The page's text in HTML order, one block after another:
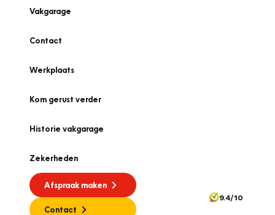
Vakgarage
Contact
Werkplaats
Kom gerust verder
Historie vakgarage
Zekerheden
Afspraak maken
Contact
9.4/10